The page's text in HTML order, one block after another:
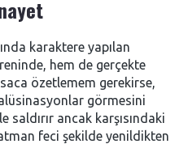
karaktere yapılan
hem de gerçekte
özetlemem gerekirse,
görmesini
ancak karşısındaki
feci şekilde yenildikten